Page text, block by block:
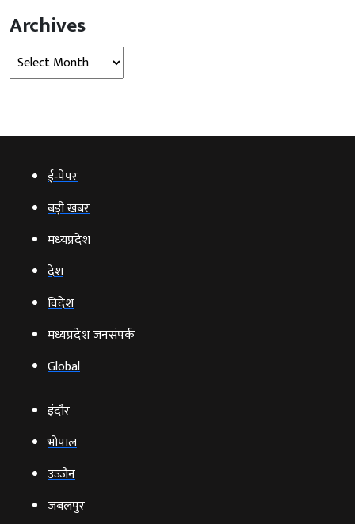
Archives
Archives
ई‑पेपर
बड़ी खबर
मध्‍यप्रदेश
देश
विदेश
मध्यप्रदेश जनसंपर्क
Global
इंदौर
भोपाल
उज्‍जैन
जबलपुर